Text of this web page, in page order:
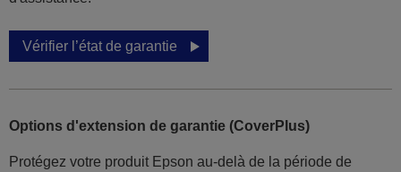
Vérifier l’état de garantie
Options d'extension de garantie (CoverPlus)
Protégez votre produit Epson au-delà de la période de